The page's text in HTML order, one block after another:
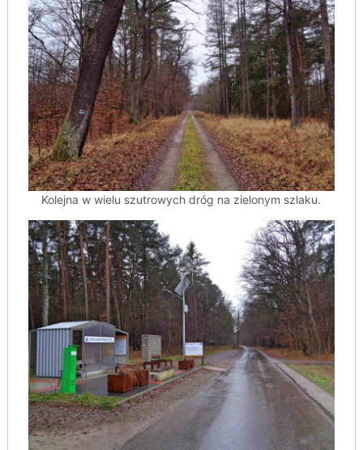
Kolejna w wielu szutrowych dróg na zielonym szlaku.